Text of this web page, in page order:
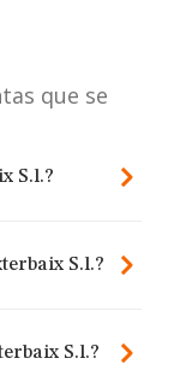
que se
S.l.?
S.l.?
S.l.?